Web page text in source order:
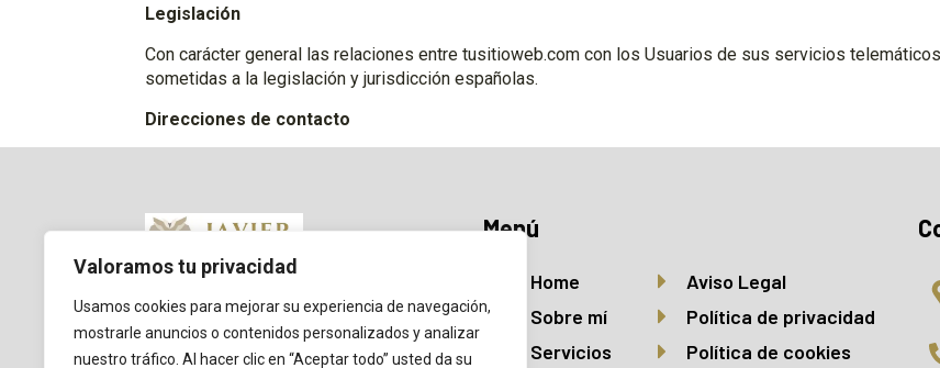
Valoramos tu privacidad
Usamos cookies para mejorar su experiencia de navegación,
mostrarle anuncios o contenidos personalizados y analizar
nuestro tráfico. Al hacer clic en “Aceptar todo” usted da su
Legislación
Con carácter general las relaciones entre tusitioweb.com con los Usuarios de sus servicios
sometidas a la legislación y jurisdicción españolas.
Direcciones de contacto
Te acompaño a encontrar tu camino,
descubrir tu propósito de vida y te
facilitaré muchas claves prácticas para tu
Menú
Home
Sobre mí
Servicios
Aviso Legal
Política de privacidad
Política de cookies